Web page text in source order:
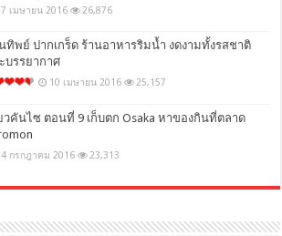
เมษายน 2016 26,876
ทิพย์ ปากเกร็ด ร้านอาหารริมน้ำ งดงามทั้งรสชาติ
บรรยากาศ
10 เมษายน 2016 25,157
วคันไซ ตอนที่ 9 เก็บตก Osaka หาของกินที่ตลาด
กรกฎาคม 2016 23,313